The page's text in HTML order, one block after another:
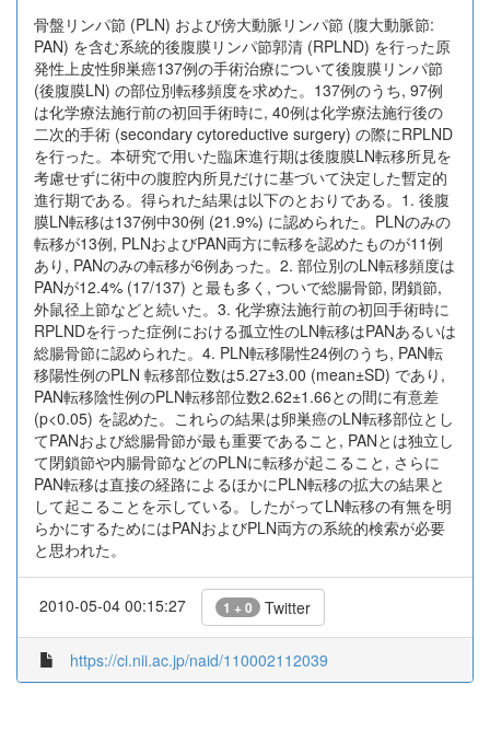
骨盤リンパ節 (PLN) および傍大動脈リンパ節 (腹大動脈節:
PAN) を含む系統的後腹膜リンパ節郭清 (RPLND) を行った原
発性上皮性卵巣癌137例の手術治療について後腹膜リンパ節
(後腹膜LN) の部位別転移頻度を求めた。137例のうち, 97例
は化学療法施行前の初回手術時に, 40例は化学療法施行後の
二次的手術 (secondary cytoreductive surgery) の際にRPLND
を行った。本研究で用いた臨床進行期は後腹膜LN転移所見を
考慮せずに術中の腹腔内所見だけに基づいて決定した暫定的
進行期である。得られた結果は以下のとおりである。1. 後腹
膜LN転移は137例中30例 (21.9%) に認められた。PLNのみの
転移が13例, PLNおよびPAN両方に転移を認めたものが11例
あり, PANのみの転移が6例あった。2. 部位別のLN転移頻度は
PANが12.4% (17/137) と最も多く, ついで総腸骨節, 閉鎖節,
外鼠径上節などと続いた。3. 化学療法施行前の初回手術時に
RPLNDを行った症例における孤立性のLN転移はPANあるいは
総腸骨節に認められた。4. PLN転移陽性24例のうち, PAN転
移陽性例のPLN 転移部位数は5.27±3.00 (mean±SD) であり,
PAN転移陰性例のPLN転移部位数2.62±1.66との間に有意差
(p<0.05) を認めた。これらの結果は卵巣癌のLN転移部位とし
てPANおよび総腸骨節が最も重要であること, PANとは独立し
て閉鎖節や内腸骨節などのPLNに転移が起こること, さらに
PAN転移は直接の経路によるほかにPLN転移の拡大の結果と
して起こることを示している。したがってLN転移の有無を明
らかにするためにはPANおよびPLN両方の系統的検索が必要
と思われた。
2010-05-04 00:15:27 1 + 0 Twitter
https://ci.nii.ac.jp/naid/110002112039